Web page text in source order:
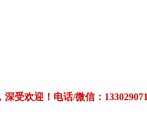
受欢迎！电话/微信：